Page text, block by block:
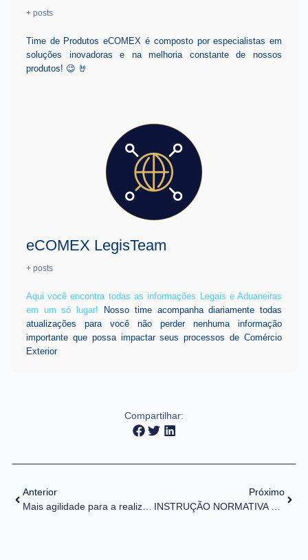
+ posts
Time de Produtos eCOMEX é composto por especialistas em
soluções inovadoras e na melhoria constante de nossos
produtos! 😉 🤘
eCOMEX LegisTeam
+ posts
Aqui você encontra todas as informações Legais e Aduaneiras
em um só lugar! Nosso time acompanha diariamente todas
atualizações para você não perder nenhuma informação
importante que possa impactar seus processos de Comércio
Exterior
Compartilhar:
Anterior
Mais agilidade para a realização de operações de câmbio e capitais internacionais
Próximo
INSTRUÇÃO NORMATIVA Nº 2121/2022 (DOU de 20/12/2022)